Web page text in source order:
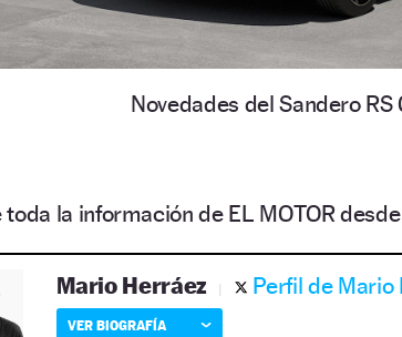
Novedades del Sandero RS
toda la información de EL MOTOR desde
Mario Herráez Perfil de Mario
VER BIOGRAFÍA